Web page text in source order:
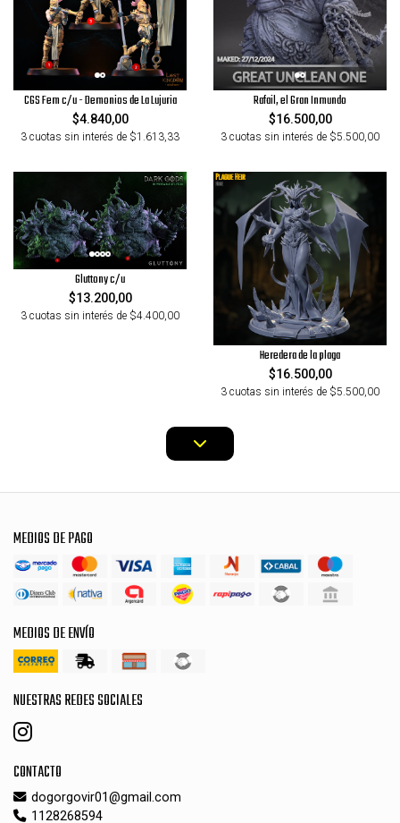
CGS Fem c/u - Demonios de La Lujuria
$4.840,00
3 cuotas sin interés de $1.613,33
Rafail, el Gran Inmundo
$16.500,00
3 cuotas sin interés de $5.500,00
Gluttony c/u
$13.200,00
3 cuotas sin interés de $4.400,00
Heredera de la plaga
$16.500,00
3 cuotas sin interés de $5.500,00
MEDIOS DE PAGO
MEDIOS DE ENVÍO
NUESTRAS REDES SOCIALES
CONTACTO
dogorgovir01@gmail.com
1128268594